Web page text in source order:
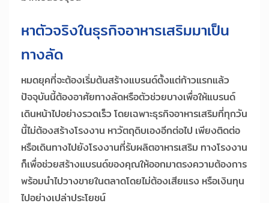
หาตัวจริงในธุรกิจอาหารเสริมมาเป็น
ทางลัด
หมดยุคที่จะต้องเริ่มต้นสร้างแบรนด์ตั้งแต่ก้าวแรกแล้ว
ปัจจุบันนี้ต้องอาศัยทางลัดหรือตัวช่วยบางเพื่อให้แบรนด์
เดินหน้าไปอย่างรวดเร็ว โดยเฉพาะธุรกิจอาหารเสริมที่ทุกวัน
นี้ไม่ต้องสร้างโรงงาน หาวัตถุดิบเองอีกต่อไป เพียงติดต่อ
หรือเดินทางไปยังโรงงานที่รับผลิตอาหารเสริม ทางโรงงาน
ก็เพื่อช่วยสร้างแบรนด์ของคุณให้ออกมาตรงความต้องการ
พร้อมนำไปวางขายในตลาดโดยไม่ต้องเสียแรง หรือเงินทุน
ไปอย่างเปล่าประโยชน์